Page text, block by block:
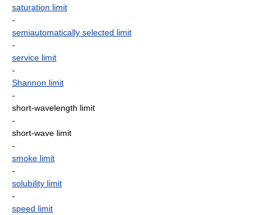
saturation limit
-
semiautomatically selected limit
-
service limit
-
Shannon limit
-
short-wavelength limit
-
short-wave limit
-
smoke limit
-
solubility limit
-
speed limit